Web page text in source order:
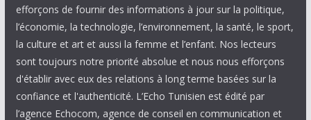
efforçons de fournir des informations à jour sur la politique,
l’économie, la technologie, l’environnement, la santé, le sport,
la culture et art et aussi la femme et l’enfant. Nos lecteurs
sont toujours notre priorité absolue et nous nous efforçons
d'établir avec eux des relations à long terme basées sur la
confiance et l'authenticité. L’Echo Tunisien est édité par
l’agence Echocom, agence de conseil en communication et